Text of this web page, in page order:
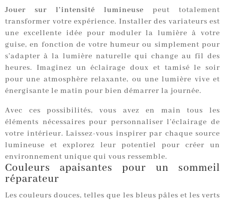
Jouer sur l’intensité lumineuse peut totalement
transformer votre expérience. Installer des variateurs est
une excellente idée pour moduler la lumière à votre
guise, en fonction de votre humeur ou simplement pour
s’adapter à la lumière naturelle qui change au fil des
heures. Imaginez un éclairage doux et tamisé le soir
pour une atmosphère relaxante, ou une lumière vive et
énergisante le matin pour bien démarrer la journée.
Avec ces possibilités, vous avez en main tous les
éléments nécessaires pour personnaliser l’éclairage de
votre intérieur. Laissez-vous inspirer par chaque source
lumineuse et explorez leur potentiel pour créer un
environnement unique qui vous ressemble.
Couleurs apaisantes pour un sommeil
réparateur
Les couleurs douces, telles que les bleus pâles et les verts